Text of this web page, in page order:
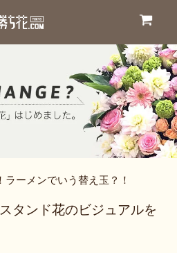
ーメンでいう替え玉？！
タンド花のビジュアルを